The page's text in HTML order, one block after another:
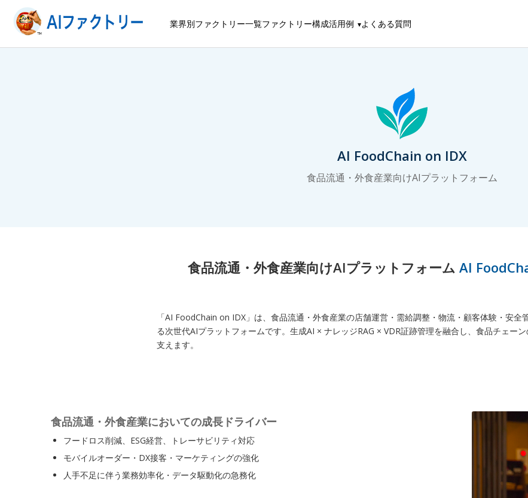
業界別ファクトリー一覧ファクトリー構成活用例 よくある質問
AI FoodChain on IDX
食品流通・外食産業向けAIプラットフォーム
食品流通・外食産業向けAIプラットフォーム AI
「AI FoodChain on IDX」は、食品流通・外食産業の店舗運営・需給調整・物流・顧客体験・安全
る次世代AIプラットフォームです。生成AI × ナレッジRAG × VDR証跡管理を融合し、食品チェー
支えます。
食品流通・外食産業においての成長ドライバー
フードロス削減、ESG経営、トレーサビリティ対応
モバイルオーダー・DX接客・マーケティングの強化
人手不足に伴う業務効率化・データ駆動化の急務化